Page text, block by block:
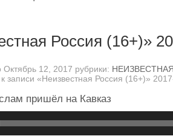
Россия (16+)»
Октябрь 12, 2017 рубрики:
к записи «Неизвестная Россия (16+)»
пришёл на Кавказ